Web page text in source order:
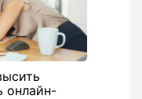
онлайн-